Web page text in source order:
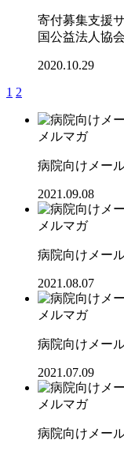
寄付募集支援
国公益法人協
2020.10.29
1 2
メルマガ
病院向けメー
2021.09.08
メルマガ
病院向けメー
2021.08.07
メルマガ
病院向けメー
2021.07.09
メルマガ
病院向けメー